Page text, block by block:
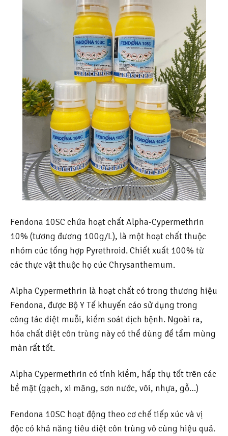
Fendona 10SC chứa hoạt chất Alpha-Cypermethrin
10% (tương đương 100g/L), là một hoạt chất thuộc
nhóm cúc tổng hợp Pyrethroid. Chiết xuất 100% từ
các thực vật thuộc họ cúc Chrysanthemum.
Alpha Cypermethrin là hoạt chất có trong thương hiệu
Fendona, được Bộ Y Tế khuyến cáo sử dụng trong
công tác diệt muỗi, kiểm soát dịch bệnh. Ngoài ra,
hóa chất diệt côn trùng này có thể dùng để tẩm mùng
màn rất tốt.
Alpha Cypermethrin có tính kiềm, hấp thụ tốt trên các
bề mặt (gạch, xi măng, sơn nước, vôi, nhựa, gỗ…)
Fendona 10SC hoạt động theo cơ chế tiếp xúc và vị
độc có khả năng tiêu diệt côn trùng vô cùng hiệu quả.